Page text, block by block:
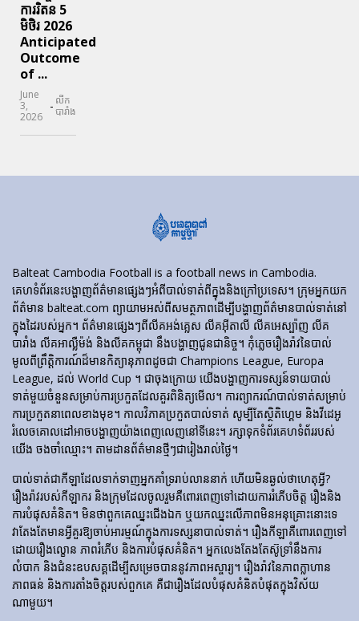
ការរិតន 5
មិថិរ 2026
Anticipated
Outcome
of ...
June
3,
2026
- លីក
បារាំង
Balteat Cambodia Football is a football news in Cambodia.
គេហទំព័រ​នេះ​បង្ហាញ​ព័ត៌មាន​ផ្សេងៗ​អំពី​បាល់ទាត់​ពី​ក្នុង​និង​ក្រៅ​ប្រទេស។ ក្រុមអ្នកយក
ព័ត៌មាន balteat.com ព្យាយាមអស់ពីសមត្ថភាពដើម្បីបង្ហាញព័ត៌មានបាល់ទាត់នៅ
ក្នុងដៃរបស់អ្នក។ ព័ត៌មានផ្សេងៗពីលីគអង់គ្លេស លីគអ៊ីតាលី លីគអេស្ប៉ាញ លីគ
បារាំង លីគអាល្លឺម៉ង់ និងលីគកម្ពុជា នឹងបង្ហាញជូនជានិច្ច។ កុំភ្លេចរឿងរ៉ាវនៃបាល់
មូលពីព្រឹត្តិការណ៍ដ៏មានកិត្យានុភាពដូចជា Champions League, Europa
League, ដល់ World Cup ។ ជាចុងក្រោយ យើងបង្ហាញការទស្សន៍ទាយបាល់
ទាត់មួយចំនួនសម្រាប់ការប្រកួតដែលគួរពិនិត្យមើល។ ការព្យាករណ៍បាល់ទាត់សម្រាប់
ការប្រកួតនាពេលខាងមុខ។ កាលវិភាគប្រកួតបាល់ទាត់ សូម្បីតែស្ថិតិហ្គេម និងវីដេអូ
រំលេចគោលដៅអាចបង្ហាញយ៉ាងពេញលេញនៅទីនេះ។ រក្សាទុកទំព័រគេហទំព័ររបស់
យើង ចងចាំឈ្មោះ។ តាមដានព័ត៌មានថ្មីៗជារៀងរាល់ថ្ងៃ។
បាល់ទាត់​ជា​កីឡា​ដែល​ទាក់​ទាញ​អ្នក​គាំទ្រ​រាប់​លាន​នាក់ ហើយ​មិន​ឆ្ងល់​ថា​ហេតុអ្វី?
រឿងរ៉ាវ​របស់​កីឡាករ និង​ក្រុម​ដែល​ចូលរួម​គឺ​ពោរពេញ​ទៅ​ដោយ​ការ​រំភើប​ចិត្ត រឿង​និង​
ការ​បំផុស​គំនិត។ មិនថាពួកគេឈ្នះជើងឯក ឬយកឈ្នះលើភាពមិនអនុគ្រោះនោះទេ
វាតែងតែមានអ្វីគួរឱ្យចាប់អារម្មណ៍ក្នុងការទស្សនាបាល់ទាត់។ រឿង​កីឡា​គឺ​ពោរពេញ​ទៅ​
ដោយ​រឿង​ល្ខោន ភាព​រំភើប និង​ការ​បំផុស​គំនិត។ អ្នកលេងតែងតែស៊ូទ្រាំនឹងការ
លំបាក និងជំនះឧបសគ្គដើម្បីសម្រេចបាននូវភាពអស្ចារ្យ។ រឿងរ៉ាវនៃភាពក្លាហាន
ភាពធន់ និងការតាំងចិត្តរបស់ពួកគេ គឺជារឿងដែលបំផុសគំនិតបំផុតក្នុងវិស័យ
ណាមួយ។